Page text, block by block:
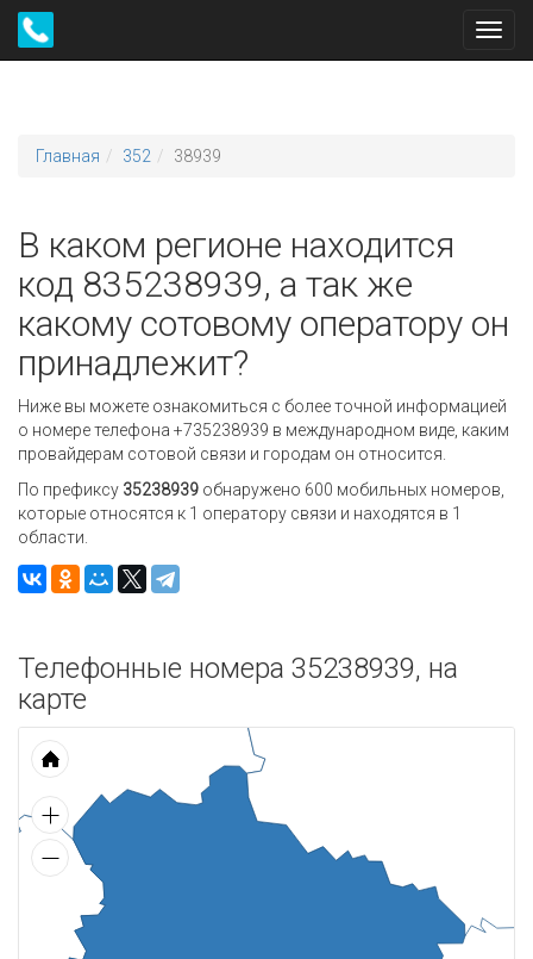
Главная 352 38939
В каком регионе находится
код 835238939, а так же
какому сотовому оператору он
принадлежит?
Ниже вы можете ознакомиться с более точной информацией
о номере телефона +735238939 в международном виде, каким
провайдерам сотовой связи и городам он относится.
По префиксу 35238939 обнаружено 600 мобильных номеров,
которые относятся к 1 оператору связи и находятся в 1
области.
Телефонные номера 35238939, на
карте